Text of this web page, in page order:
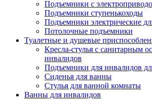
Подъемники с
Подъемники ступенькоходы
Подъемники электрические
Потолочные подъемники
Туалетные и душевые
Кресла-стулья с санитарным
инвалидов
Подъемники для инвалидов
Сиденья для ванны
Стулья для ванной комнаты
Ванны для инвалидов